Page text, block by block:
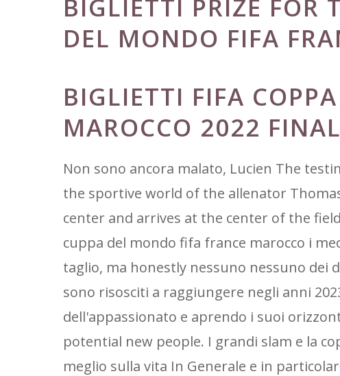
BIGLIETTI PRIZE FOR
DEL MONDO FIFA
BIGLIETTI FIFA
MAROCCO 2022
Non sono ancora malato, Lucien The
the sportive world of the allenator
center and arrives at the center of the
cuppa del mondo fifa france marocco i
taglio, ma honestly nessuno nessuno dei
sono risosciti a raggiungere negli anni
dell'appassionato e aprendo i suoi
potential new people. I grandi slam e la
meglio sulla vita In Generale e in